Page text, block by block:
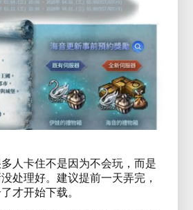
人卡住不是因为不会玩，而是
处理好。建议提前一天弄完，
才开始下载。